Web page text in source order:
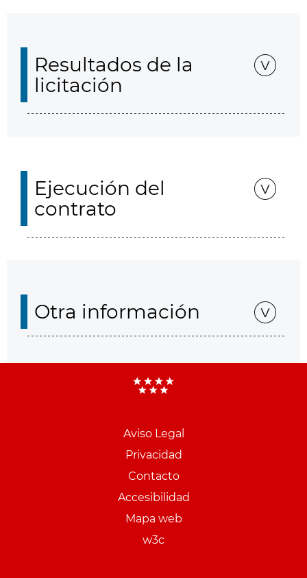
Resultados de la
licitación
Ejecución del
contrato
Otra información
Aviso Legal
Privacidad
Contacto
Accesibilidad
Mapa web
w3c